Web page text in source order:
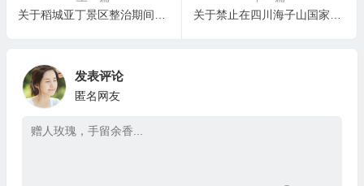
发表评论
匿名网友